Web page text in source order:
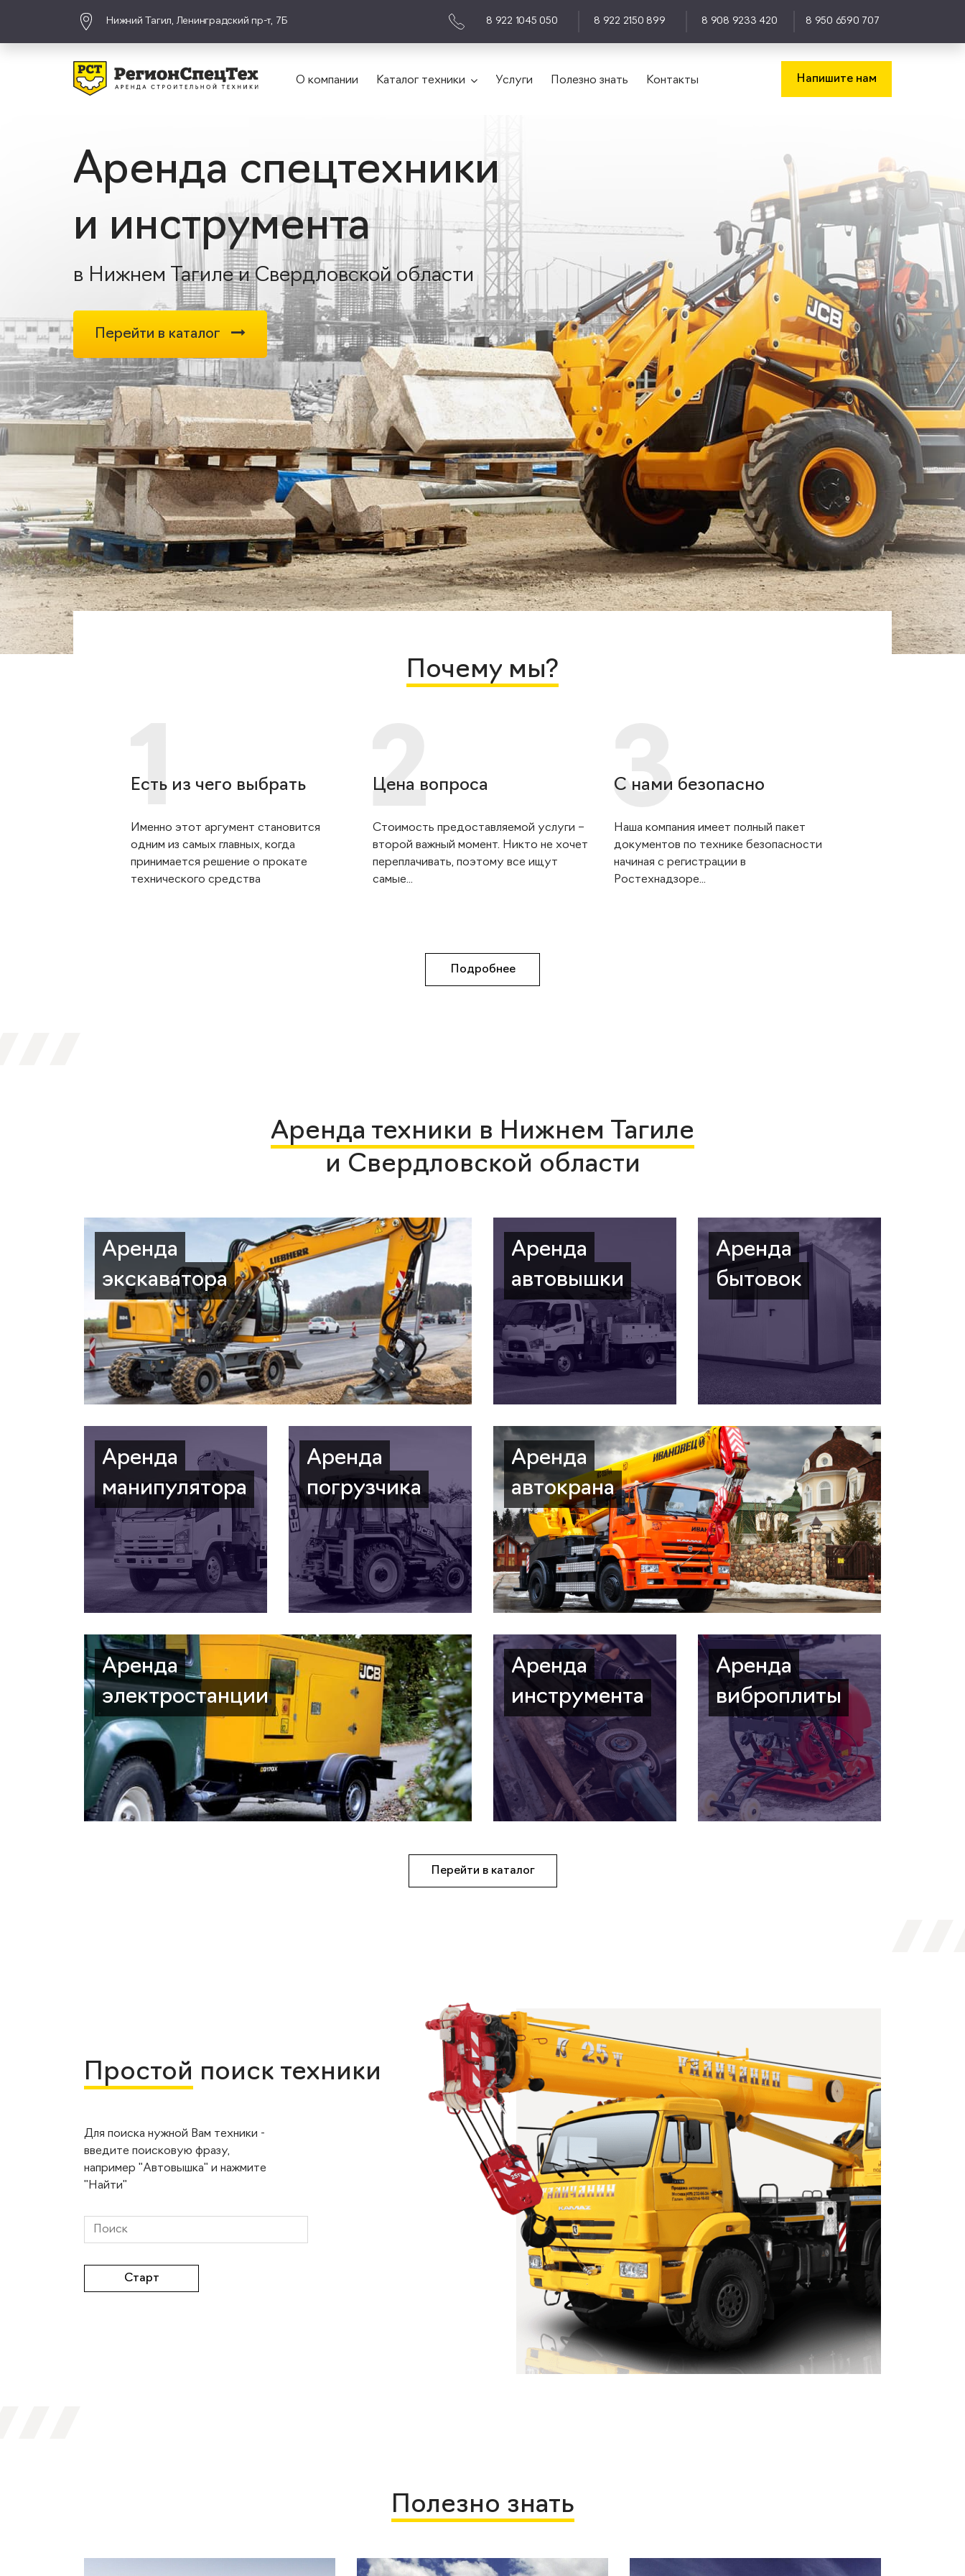
Нижний Тагил, Ленинградский пр-т, 7Б 8 922 1045 050 8 922 2150 899 8 908 9233 420 8 950 6590 707
О компании Каталог техники Услуги Полезно знать Контакты Напишите нам
Аренда спецтехники
и инструмента
в Нижнем Тагиле и Свердловской области
Перейти в каталог
Почему мы?
Есть из чего выбрать
Именно этот аргумент становится
одним из самых главных, когда
принимается решение о прокате
технического средства
Цена вопроса
Стоимость предоставляемой услуги –
второй важный момент. Никто не хочет
переплачивать, поэтому все ищут
самые...
С нами безопасно
Наша компания имеет полный пакет
документов по технике безопасности
начиная с регистрации в
Ростехнадзоре...
Подробнее
Аренда техники в Нижнем Тагиле
и Свердловской области
Аренда
экскаватора
Аренда
автовышки
Аренда
бытовок
Аренда
манипулятора
Аренда
погрузчика
Аренда
автокрана
Аренда
электростанции
Аренда
инструмента
Аренда
виброплиты
Перейти в каталог
Простой поиск техники
Для поиска нужной Вам техники -
введите поисковую фразу,
например "Автовышка" и нажмите
"Найти"
Полезно знать